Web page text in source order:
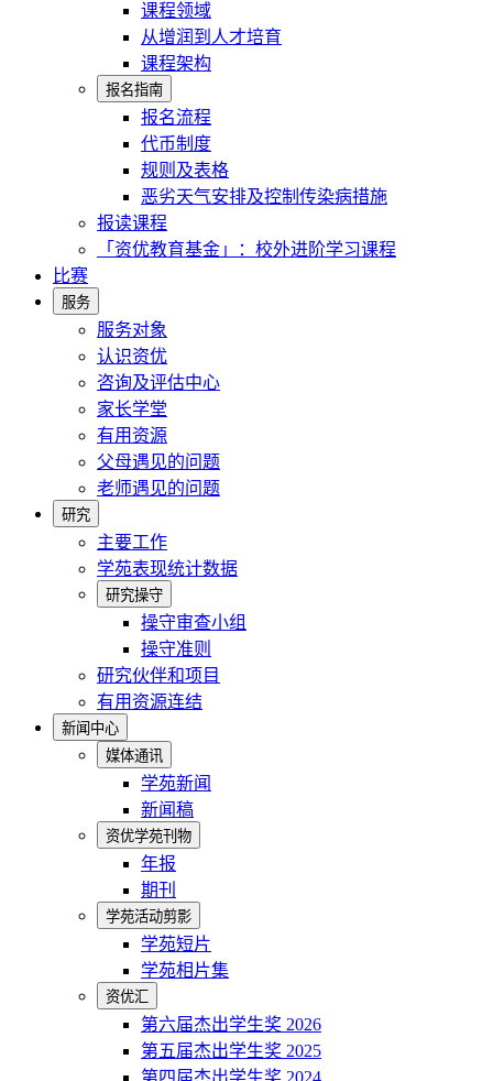
课程领域
从增润到人才培育
课程架构
报名指南
报名流程
代币制度
规则及表格
恶劣天气安排及控制传染病措施
报读课程
「资优教育基金」：校外进阶学习课程
比赛
服务
服务对象
认识资优
咨询及评估中心
家长学堂
有用资源
父母遇见的问题
老师遇见的问题
研究
主要工作
学苑表现统计数据
研究操守
操守审查小组
操守准则
研究伙伴和项目
有用资源连结
新闻中心
媒体通讯
学苑新闻
新闻稿
资优学苑刊物
年报
期刊
学苑活动剪影
学苑短片
学苑相片集
资优汇
第六届杰出学生奖 2026
第五届杰出学生奖 2025
第四届杰出学生奖 2024